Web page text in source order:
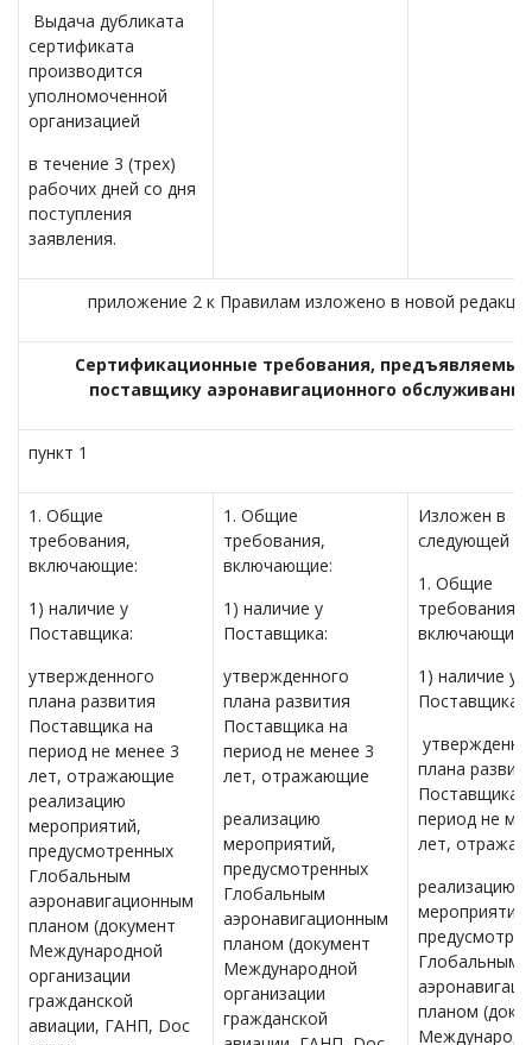
Выдача дубликата
сертификата
производится
уполномоченной
организацией
в течение 3 (трех)
рабочих дней со дня
поступления
заявления.
приложение 2 к Правилам изложено в новой
Сертификационные требования,
поставщику аэронавигационного обслуживания
пункт 1
1. Общие
требования,
включающие:
1) наличие у
Поставщика:
утвержденного
плана развития
Поставщика на
период не менее 3
лет, отражающие
реализацию
мероприятий,
предусмотренных
Глобальным
аэронавигационным
планом (документ
Международной
организации
гражданской
авиации, ГАНП, Doc
1. Общие
требования,
включающие:
1) наличие у
Поставщика:
утвержденного
плана развития
Поставщика на
период не менее 3
лет, отражающие
реализацию
мероприятий,
предусмотренных
Глобальным
аэронавигационным
планом (документ
Международной
организации
гражданской
Изложен в
следующей
1. Общие
требования,
включающие:
1) наличие у
Поставщика:
плана
Поставщика
период не
лет,
реализацию
мероприятий,
Глобальным
планом